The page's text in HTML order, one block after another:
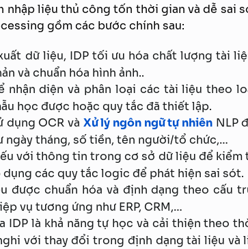
liệu thủ công tốn thời gian và dễ sai
gồm các bước chính sau:
dữ liệu, IDP tối ưu hóa chất lượng tài
và chuẩn hóa hình ảnh..
nhận diện và phân loại các tài liệu theo
học được hoặc quy tắc đã thiết lập.
dụng OCR và Xử lý ngôn ngữ tự nhiên NLP
tháng, số tiền, tên người/tổ chức,…
với thông tin trong cơ sở dữ liệu để kiểm
các quy tắc logic để phát hiện sai sót.
được chuẩn hóa và định dạng theo cấu
vụ tương ứng như ERP, CRM,…
IDP là khả năng tự học và cải thiện theo
với thay đổi trong định dạng tài liệu và